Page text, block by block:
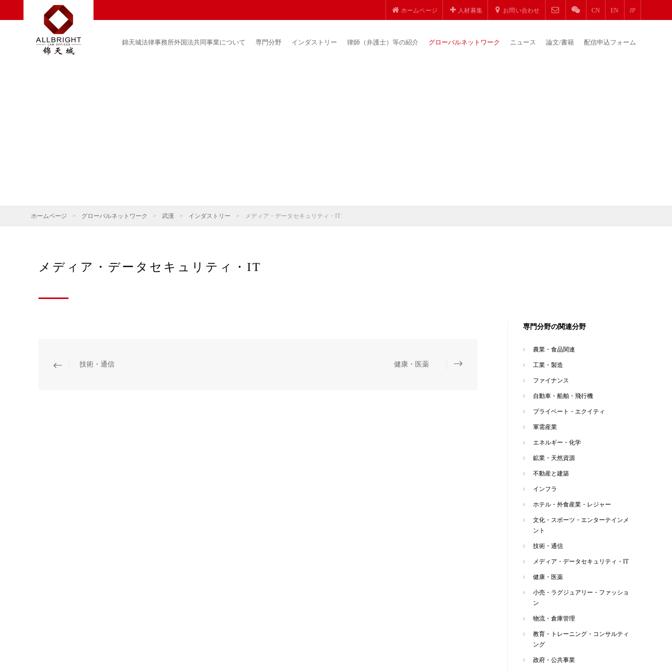
ホームページ 人材募集 お問い合わせ CN EN JP
錦天城法律事務所外国法共同事業について 専門分野 インダストリー 律師（弁護士）等の紹介 グローバルネットワーク ニュース 論文/書籍 配信申込フォーム
ホームページ > グローバルネットワーク > 武漢 > インダストリー > メディア・データセキュリティ・IT
メディア・データセキュリティ・IT
技術・通信 健康・医薬
専門分野の関連分野
農業・食品関連
工業・製造
ファイナンス
自動車・船舶・飛行機
プライベート・エクイティ
軍需産業
エネルギー・化学
鉱業・天然資源
不動産と建築
インフラ
ホテル・外食産業・レジャー
文化・スポーツ・エンターテインメ
ント
技術・通信
メディア・データセキュリティ・IT
健康・医薬
小売・ラグジュアリー・ファッショ
ン
物流・倉庫管理
教育・トレーニング・コンサルティ
ング
政府・公共事業